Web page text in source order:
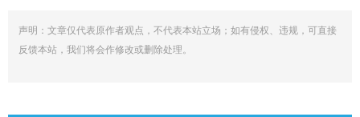
声明：文章仅代表原作者观点，不代表本站立场；如有侵权、违规，可直接
反馈本站，我们将会作修改或删除处理。